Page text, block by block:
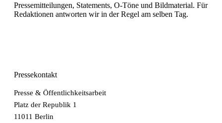
Pressemitteilungen, Statements, O-Töne und Bildmaterial. Für
Redaktionen antworten wir in der Regel am selben Tag.
Pressekontakt
Presse & Öffentlichkeitsarbeit
Platz der Republik 1
11011 Berlin